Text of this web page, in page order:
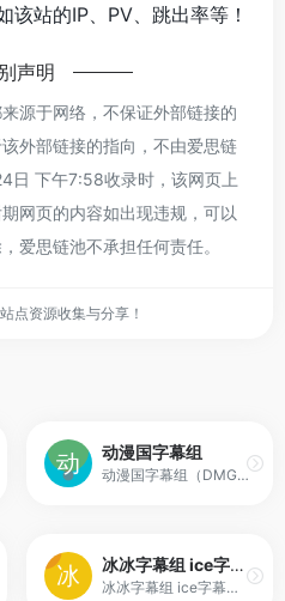
该站的IP、PV、跳出率等！
声明
源于网络，不保证外部链接的
外部链接的指向，不由爱思链
日 下午7:58收录时，该网页上
网页的内容如出现违规，可以
爱思链池不承担任何责任。
点资源收集与分享！
动漫国字幕组
动漫国字幕组（DMGUO.ORG）提供动漫字幕翻译、新番资源发布、字幕组交流及相关ACG（动画、漫画、游戏）内容分享。
冰冰字幕组 ice字幕组 最新英剧下载 英剧字幕 英剧在线观看
冰冰字幕组 ice字幕组 最好看的英剧下载 英剧排行 最新英剧下载 英剧字幕 英剧在线观看